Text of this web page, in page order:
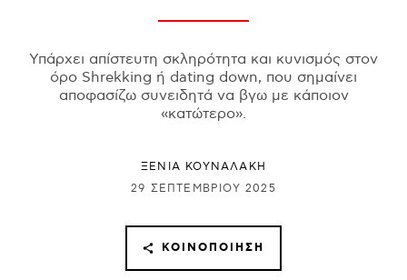
Υπάρχει απίστευτη σκληρότητα και κυνισμός στον
όρο Shrekking ή dating down, που σημαίνει
αποφασίζω συνειδητά να βγω με κάποιον
«κατώτερο».
ΞΕΝΙΑ ΚΟΥΝΑΛΑΚΗ
29 ΣΕΠΤΕΜΒΡΊΟΥ 2025
ΚΟΙΝΟΠΟΊΗΣΗ